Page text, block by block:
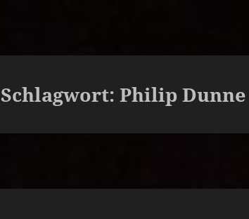
Schlagwort:Philip Dunne